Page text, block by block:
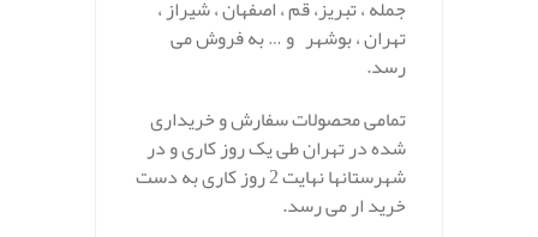
جمله ، تبریز، قم ، اصفهان ، شیراز ،
تهران ، بوشهر و … به فروش می
رسد.
تمامی محصولات سفارش و خریداری
شده در تهران طی یک روز کاری و در
شهرستانها نهایت 2 روز کاری به دست
خرید ار می رسد.